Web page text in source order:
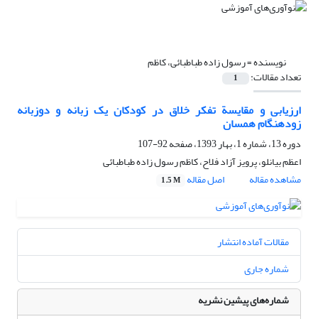
نویسنده =رسول زاده طباطبائی، کاظم
تعداد مقالات: 1
ارزیابی و مقایسة تفکر خلاق در کودکان یک زبانه و دوزبانه
زودهنگام همسان
دوره 13، شماره 1، بهار 1393، صفحه
92-107
اعظم بیانلو، پرویز آزاد فلاح، کاظم رسول زاده طباطبائی
مشاهده مقاله
اصل مقاله 1.5 M
مقالات آماده انتشار
شماره جاری
شماره‌های پیشین نشریه